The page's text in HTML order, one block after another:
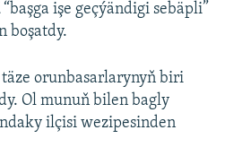
“başga işe geçýändigi sebäpli”
boşatdy.
orunbasarlarynyň biri
Ol munuň bilen bagly
ilçisi wezipesinden